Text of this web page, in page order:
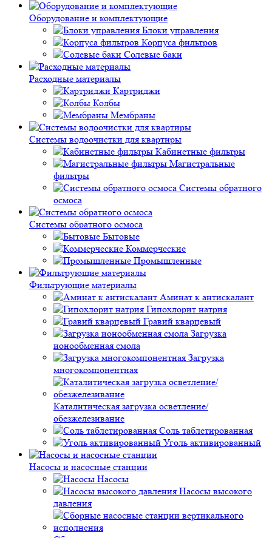
Оборудование и комплектующие
Блоки управления
Корпуса фильтров
Солевые баки
Расходные материалы
Картриджи
Колбы
Мембраны
Системы водоочистки для квартиры
Кабинетные фильтры
Магистральные
фильтры
Системы обратного
осмоса
Системы обратного осмоса
Бытовые
Коммерческие
Промышленные
Фильтрующие материалы
Аминат к антискалант
Гипохлорит натрия
Гравий кварцевый
Загрузка
ионообменная смола
Загрузка
многокомпонентная
Каталитическая загрузка осветление/
обезжелезивание
Соль таблетированная
Уголь активированный
Насосы и насосные станции
Насосы
Насосы высокого
давления